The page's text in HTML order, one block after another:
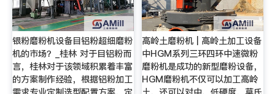
银粉磨粉机设备目铝粉超细磨粉
机的市场？_桂林 对于目铝粉而
言，桂林对于该领域积累着丰富
的方案制作经验，根据铝粉加工
高岭土磨粉机 | 高岭土加工设备
中HGM系列三环四环中速微粉
磨粉机是成功的新型磨粉设备，
HGM磨粉机不仅可以加工高岭